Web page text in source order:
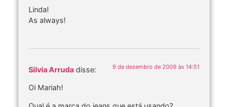
Linda!
As always!
Silvia Arruda disse: 9 de dezembro de 2009 às 14:51
Oi Mariah!